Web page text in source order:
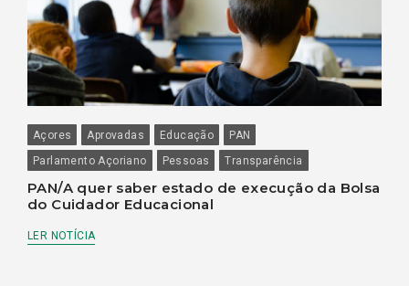
Açores Aprovadas Educação
PAN
Parlamento Açoriano
Pessoas Transparência
PAN/A quer saber estado de execução da Bolsa
do Cuidador Educacional
LER NOTÍCIA